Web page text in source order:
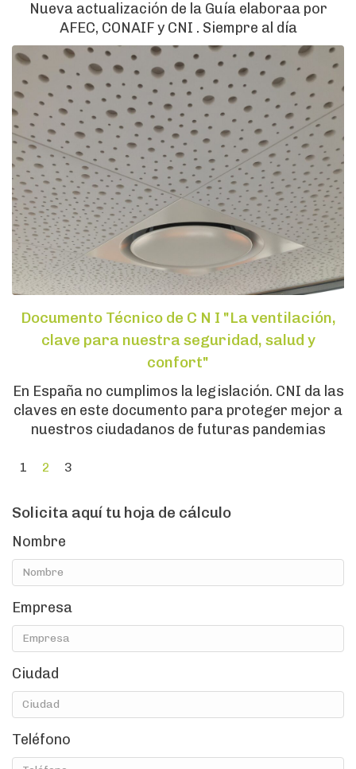
Nueva actualización de la Guía elaboraa por
AFEC, CONAIF y CNI . Siempre al día
Documento Técnico de C N I "La ventilación,
clave para nuestra seguridad, salud y
confort"
En España no cumplimos la legislación. CNI da las
claves en este documento para proteger mejor a
nuestros ciudadanos de futuras pandemias
1 2 3
Solicita aquí tu hoja de cálculo
Nombre
Empresa
Ciudad
Teléfono